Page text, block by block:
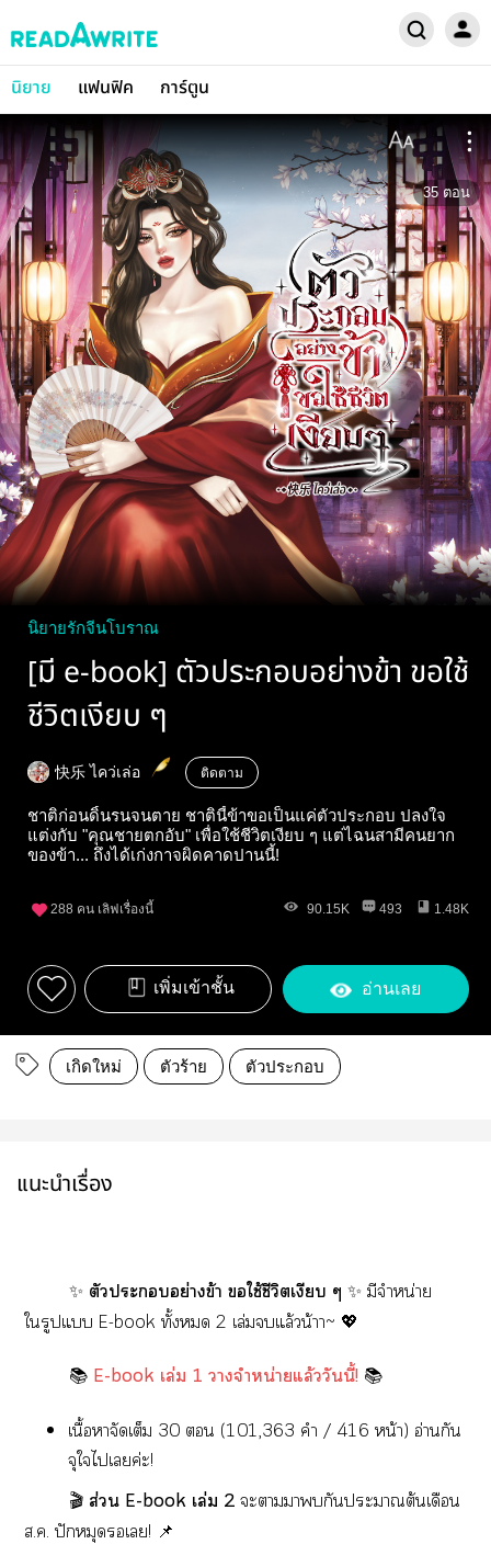
นิยาย แฟนฟิค การ์ตูน
35 ตอน
นิยายรักจีนโบราณ
[มี e-book] ตัวประกอบอย่างข้า ขอใช้
ชีวิตเงียบ ๆ
快乐 ไคว่เล่อ ติดตาม
ชาติก่อนดิ้นรนจนตาย ชาตินี้ข้าขอเป็นแค่ตัวประกอบ ปลงใจ
แต่งกับ "คุณชายตกอับ" เพื่อใช้ชีวิตเงียบ ๆ แต่ไฉนสามีคนยาก
ของข้า... ถึงได้เก่งกาจผิดคาดปานนี้!
288 คน เลิฟเรื่องนี้ 90.15K 493 1.48K
เพิ่มเข้าชั้น อ่านเลย
เกิดใหม่ ตัวร้าย ตัวประกอบ
แนะนำเรื่อง
✨ ตัวะอย่างข้า ใช้ชีวิตเงียบ ๆ ✨ มีจำหน่าย
ใรูปแ E-book ทั้ง 2 เล่มแล้วน้าา~ 💖
📚 E-book เล่ม 1 าจำหน่ายแล้ววันนี้!📚
เนื้อาจัดเต็ม 30  (101,363 คำ / 416 หน้า) อ่านกัน
จุใไเค่ะ!
🎬 ส่วน E-book เล่ม 2ะาากันะาต้นเดือน
ส.ค. ปักหมุดเ! 📌